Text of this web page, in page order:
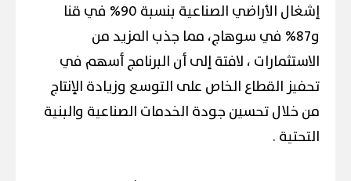
إشغال الأراضي الصناعية بنسبة 90% في قنا
و87% في سوهاج، مما جذب المزيد من
الاستثمارات ، لافتة إلى أن البرنامج أسهم في
تحفيز القطاع الخاص على التوسع وزيادة الإنتاج
من خلال تحسين جودة الخدمات الصناعية والبنية
التحتية .